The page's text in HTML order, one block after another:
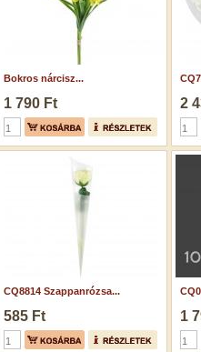
Bokros nárcisz...
1 790 Ft 2
CQ8814 Szappanrózsa...
585 Ft 1